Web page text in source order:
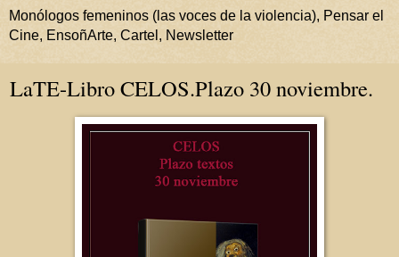
Monólogos femeninos (las voces de la violencia), Pensar el
Cine, EnsoñArte, Cartel, Newsletter
LaTE-Libro CELOS.Plazo 30 noviembre.